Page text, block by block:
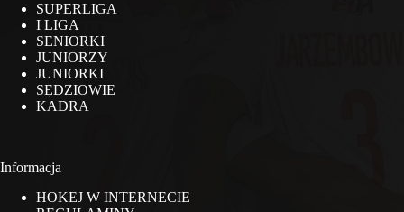
SUPERLIGA
I LIGA
SENIORKI
JUNIORZY
JUNIORKI
SĘDZIOWIE
KADRA
Informacja
HOKEJ W INTERNECIE